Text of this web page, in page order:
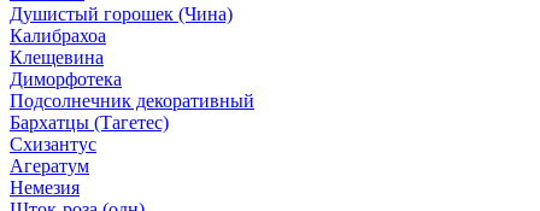
Душистый горошек (Чина)
Калибрахоа
Клещевина
Диморфотека
Подсолнечник декоративный
Бархатцы (Тагетес)
Схизантус
Агератум
Немезия